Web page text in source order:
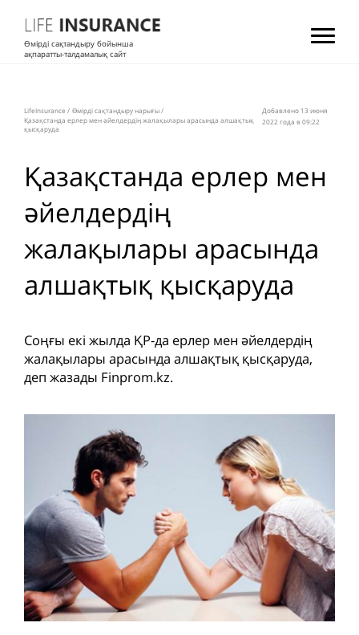
Өмірді сақтандыру бойынша
ақпаратты-талдамалық сайт
LifeInsurance / Өмірді сақтандыру нарығы/
Қазақстанда ерлер мен әйелдердің жалақылары арасында алшақтық
қысқаруда
Добавлено 13 июня
2022 года в 09:22
Қазақстанда ерлер мен
әйелдердің
жалақылары арасында
алшақтық қысқаруда
Соңғы екі жылда ҚР-да ерлер мен әйелдердің
жалақылары арасында алшақтық қысқаруда,
деп жазады Finprom.kz.